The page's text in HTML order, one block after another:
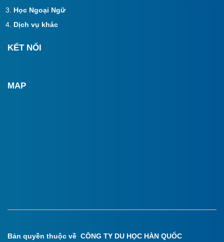
Học Ngoại Ngữ
Dịch vụ khác
KẾT NỐI
MAP
Bản quyền thuộc về CÔNG TY DU HỌC HÀN QUỐC